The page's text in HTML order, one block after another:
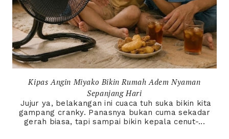
Kipas Angin Miyako Bikin Rumah Adem Nyaman
Sepanjang Hari
Jujur ya, belakangan ini cuaca tuh suka bikin kita
gampang cranky. Panasnya bukan cuma sekadar
gerah biasa, tapi sampai bikin kepala cenut-...